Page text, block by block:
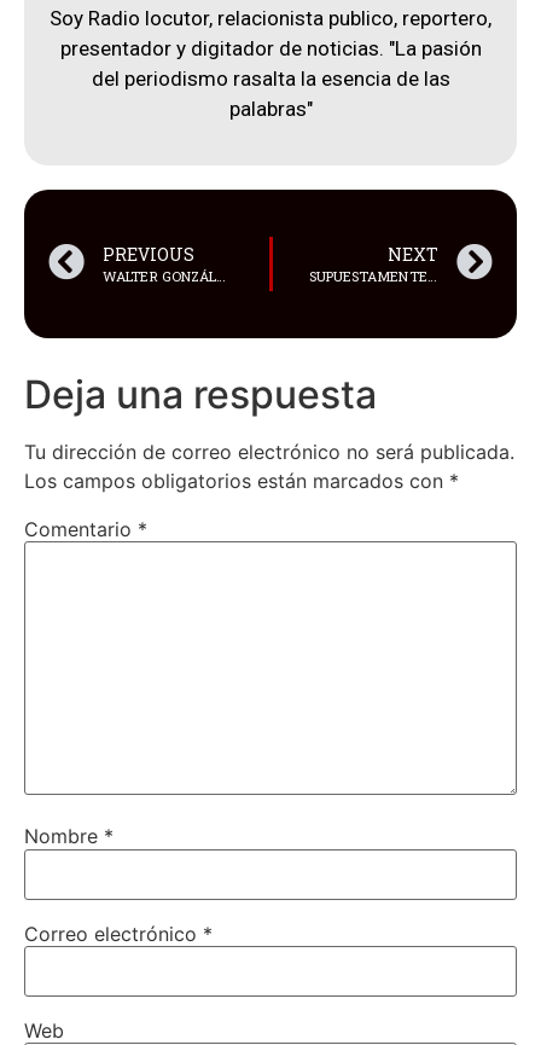
Soy Radio locutor, relacionista publico, reportero,
presentador y digitador de noticias. "La pasión
del periodismo rasalta la esencia de las
palabras"
PREVIOUS NEXT
Deja una respuesta
Tu dirección de correo electrónico no será publicada.
Los campos obligatorios están marcados con *
Comentario *
Nombre *
Correo electrónico *
Web